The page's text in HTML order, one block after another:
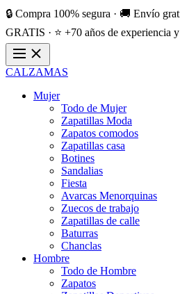
🔒 Compra 100% segura · 🚚 Envío
GRATIS · ⭐ +70 años de experiencia
CALZAMAS
Mujer
Todo de Mujer
Zapatillas Moda
Zapatos comodos
Zapatillas casa
Botines
Sandalias
Fiesta
Avarcas Menorquinas
Zuecos de trabajo
Zapatillas de calle
Baturras
Chanclas
Hombre
Todo de Hombre
Zapatos